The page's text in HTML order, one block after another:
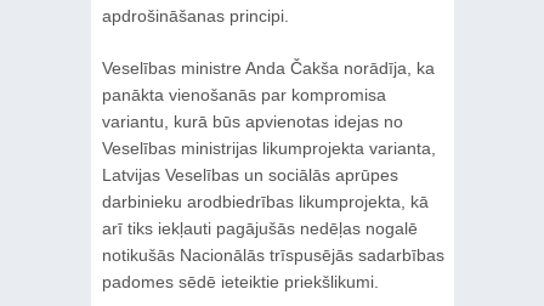
apdrošināšanas principi.
Veselības ministre Anda Čakša norādīja, ka
panākta vienošanās par kompromisa
variantu, kurā būs apvienotas idejas no
Veselības ministrijas likumprojekta varianta,
Latvijas Veselības un sociālās aprūpes
darbinieku arodbiedrības likumprojekta, kā
arī tiks iekļauti pagājušās nedēļas nogalē
notikušās Nacionālās trīspusējās sadarbības
padomes sēdē ieteiktie priekšlikumi.